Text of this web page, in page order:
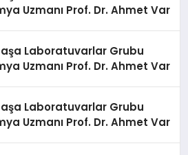
Uzmanı Prof. Dr. Ahmet Var
Laboratuvarlar Grubu
Uzmanı Prof. Dr. Ahmet Var
Laboratuvarlar Grubu
Uzmanı Prof. Dr. Ahmet Var